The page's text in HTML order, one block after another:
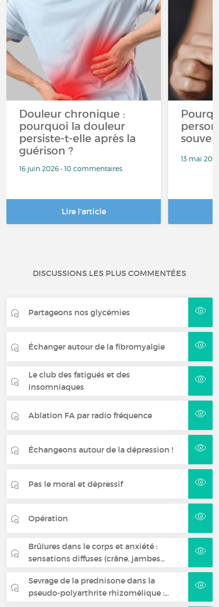
Douleur chronique :
pourquoi la douleur
persiste-t-elle après la
guérison ?
16 juin 2026 • 10 commentaires
Lire l'article
13 mai
DISCUSSIONS LES PLUS COMMENTÉES
Partageons nos glycémies
Échanger autour de la fibromyalgie
Le club des fatigués et des
insomniaques
Ablation FA par radio fréquence
Échangeons autour de la dépression !
Pas le moral et dépressif
Opération
Brûlures dans le corps et anxiété :
sensations diffuses (crâne, jambes…
Sevrage de la prednisone dans la
pseudo-polyarthrite rhizomélique :…